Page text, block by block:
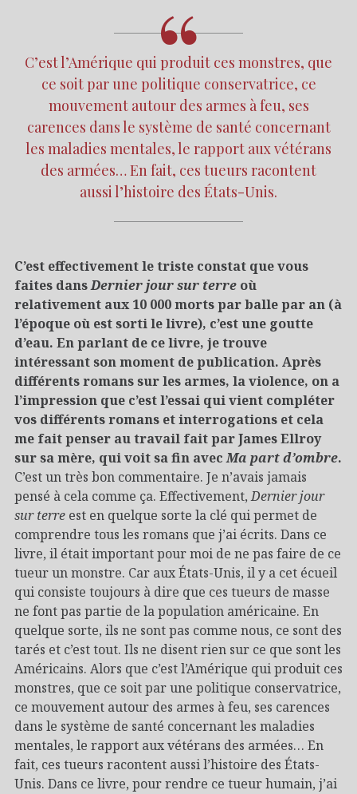
C’est l’Amérique qui produit ces monstres, que
ce soit par une politique conservatrice, ce
mouvement autour des armes à feu, ses
carences dans le système de santé concernant
les maladies mentales, le rapport aux vétérans
des armées… En fait, ces tueurs racontent
aussi l’histoire des États-Unis.
C’est effectivement le triste constat que vous
faites dansDernier jour sur terre où
relativement aux 10 000 morts par balle par an (à
l’époque où est sorti le livre), c’est une goutte
d’eau. En parlant de ce livre, je trouve
intéressant son moment de publication. Après
différents romans sur les armes, la violence, on a
l’impression que c’est l’essai qui vient compléter
vos différents romans et interrogations et cela
me fait penser au travail fait par James Ellroy
sur sa mère, qui voit sa fin avecMa part d’ombre.
C’est un très bon commentaire. Je n’avais jamais
pensé à cela comme ça. Effectivement,Dernier jour
sur terre est en quelque sorte la clé qui permet de
comprendre tous les romans que j’ai écrits. Dans ce
livre, il était important pour moi de ne pas faire de ce
tueur un monstre. Car aux États-Unis, il y a cet écueil
qui consiste toujours à dire que ces tueurs de masse
ne font pas partie de la population américaine. En
quelque sorte, ils ne sont pas comme nous, ce sont des
tarés et c’est tout. Ils ne disent rien sur ce que sont les
Américains. Alors que c’est l’Amérique qui produit ces
monstres, que ce soit par une politique conservatrice,
ce mouvement autour des armes à feu, ses carences
dans le système de santé concernant les maladies
mentales, le rapport aux vétérans des armées… En
fait, ces tueurs racontent aussi l’histoire des États-
Unis. Dans ce livre, pour rendre ce tueur humain, j’ai